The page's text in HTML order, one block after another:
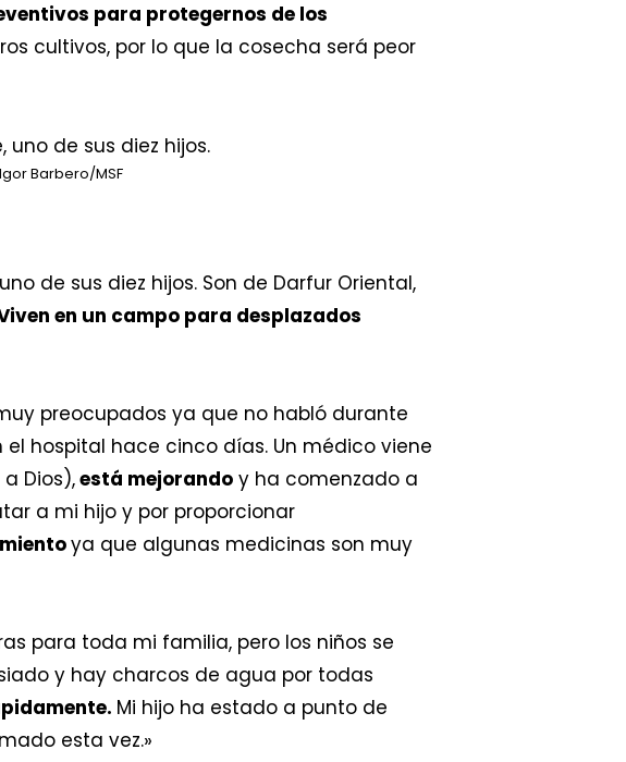
para protegernos de los
cultivos, por lo que la cosecha será peor
Barbero/MSF
de sus diez hijos. Son de Darfur Oriental,
en un campo para desplazados
preocupados ya que no habló durante
hospital hace cinco días. Un médico viene
Dios),está mejorando y ha comenzado a
a mi hijo y por proporcionar
ya que algunas medicinas son muy
para toda mi familia, pero los niños se
y hay charcos de agua por todas
Mi hijo ha estado a punto de
esta vez.»